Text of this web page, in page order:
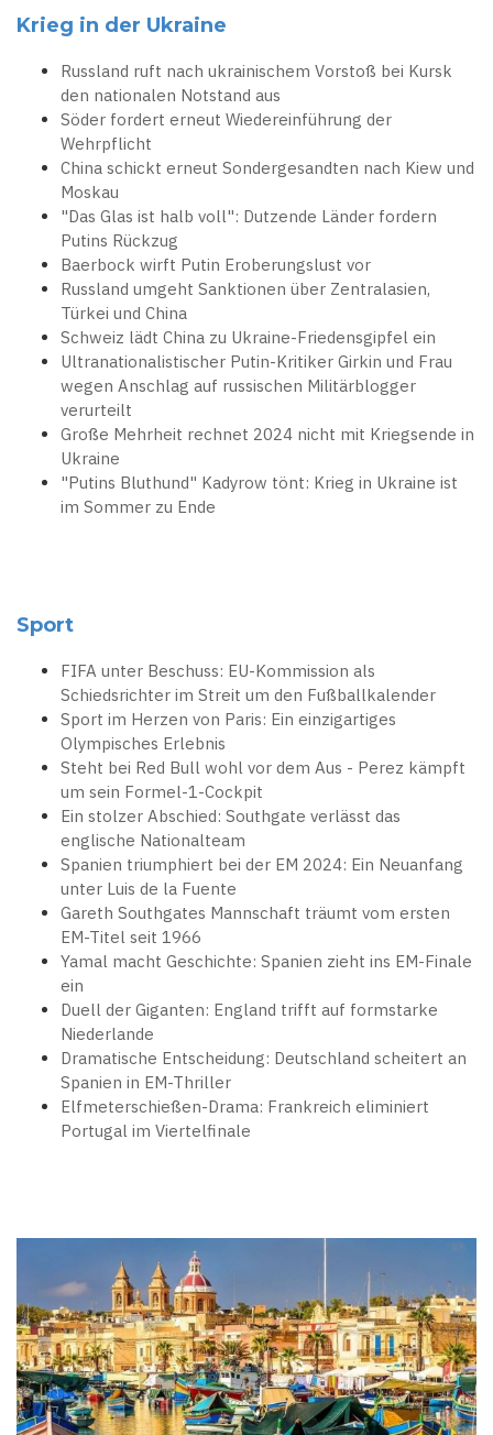
Krieg in der Ukraine
Russland ruft nach ukrainischem Vorstoß bei Kursk
den nationalen Notstand aus
Söder fordert erneut Wiedereinführung der
Wehrpflicht
China schickt erneut Sondergesandten nach Kiew und
Moskau
"Das Glas ist halb voll": Dutzende Länder fordern
Putins Rückzug
Baerbock wirft Putin Eroberungslust vor
Russland umgeht Sanktionen über Zentralasien,
Türkei und China
Schweiz lädt China zu Ukraine-Friedensgipfel ein
Ultranationalistischer Putin-Kritiker Girkin und Frau
wegen Anschlag auf russischen Militärblogger
verurteilt
Große Mehrheit rechnet 2024 nicht mit Kriegsende in
Ukraine
"Putins Bluthund" Kadyrow tönt: Krieg in Ukraine ist
im Sommer zu Ende
Sport
FIFA unter Beschuss: EU-Kommission als
Schiedsrichter im Streit um den Fußballkalender
Sport im Herzen von Paris: Ein einzigartiges
Olympisches Erlebnis
Steht bei Red Bull wohl vor dem Aus - Perez kämpft
um sein Formel-1-Cockpit
Ein stolzer Abschied: Southgate verlässt das
englische Nationalteam
Spanien triumphiert bei der EM 2024: Ein Neuanfang
unter Luis de la Fuente
Gareth Southgates Mannschaft träumt vom ersten
EM-Titel seit 1966
Yamal macht Geschichte: Spanien zieht ins EM-Finale
ein
Duell der Giganten: England trifft auf formstarke
Niederlande
Dramatische Entscheidung: Deutschland scheitert an
Spanien in EM-Thriller
Elfmeterschießen-Drama: Frankreich eliminiert
Portugal im Viertelfinale